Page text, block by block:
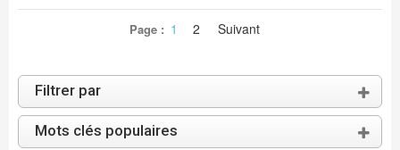
Page : 1 2 Suivant
Filtrer par
Mots clés populaires